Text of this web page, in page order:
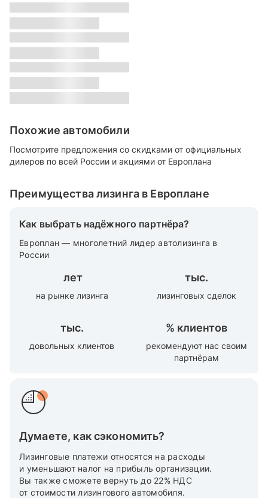
Похожие автомобили
Посмотрите предложения со скидками от официальных
дилеров по всей России и акциями от Европлана
Преимущества лизинга в Европлане
Как выбрать надёжного партнёра?
Европлан — многолетний лидер автолизинга в
России
лет
на рынке лизинга
тыс.
лизинговых сделок
тыс.
довольных клиентов
% клиентов
рекомендуют нас своим
партнёрам
Думаете, как сэкономить?
Лизинговые платежи относятся на расходы
и уменьшают налог на прибыль организации.
Вы также cможете вернуть до 22% НДС
от стоимости лизингового автомобиля.